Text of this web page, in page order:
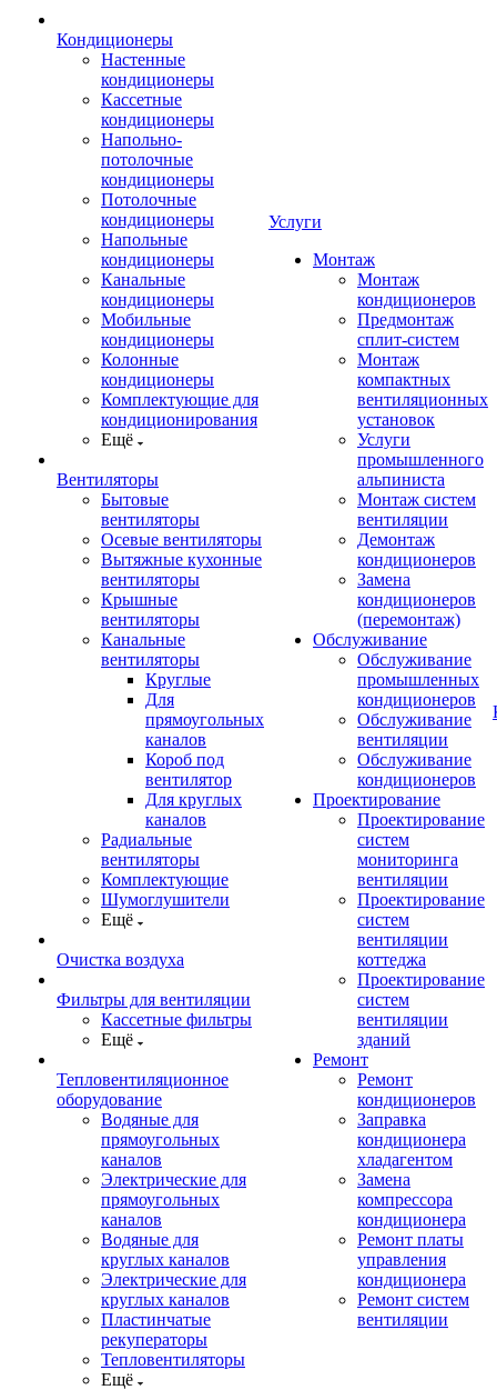
Кондиционеры
Настенные
кондиционеры
Кассетные
кондиционеры
Напольно-
потолочные
кондиционеры
Потолочные
кондиционеры
Напольные
кондиционеры
Канальные
кондиционеры
Мобильные
кондиционеры
Колонные
кондиционеры
Комплектующие для
кондиционирования
Ещё
Вентиляторы
Бытовые
вентиляторы
Осевые вентиляторы
Вытяжные кухонные
вентиляторы
Крышные
вентиляторы
Канальные
вентиляторы
Круглые
Для
прямоугольных
каналов
Короб под
вентилятор
Для круглых
каналов
Радиальные
вентиляторы
Комплектующие
Шумоглушители
Ещё
Очистка воздуха
Фильтры для вентиляции
Кассетные фильтры
Ещё
Тепловентиляционное
оборудование
Водяные для
прямоугольных
каналов
Электрические для
прямоугольных
каналов
Водяные для
круглых каналов
Электрические для
круглых каналов
Пластинчатые
рекуператоры
Тепловентиляторы
Ещё
Услуги
Монтаж
Монтаж
кондиционеров
Предмонтаж
сплит-систем
Монтаж
компактных
вентиляционных
установок
Услуги
промышленного
альпиниста
Монтаж систем
вентиляции
Демонтаж
кондиционеров
Замена
кондиционеров
(перемонтаж)
Обслуживание
Обслуживание
промышленных
кондиционеров
Обслуживание
вентиляции
Обслуживание
кондиционеров
Проектирование
Проектирование
систем
мониторинга
вентиляции
Проектирование
систем
вентиляции
коттеджа
Проектирование
систем
вентиляции
зданий
Ремонт
Ремонт
кондиционеров
Заправка
кондиционера
хладагентом
Замена
компрессора
кондиционера
Ремонт платы
управления
кондиционера
Ремонт систем
вентиляции